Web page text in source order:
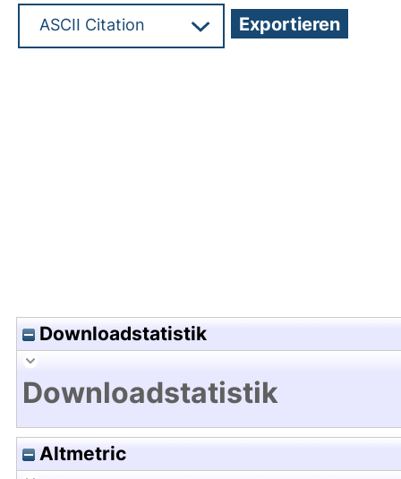
Downloadstatistik
Downloadstatistik
Altmetric